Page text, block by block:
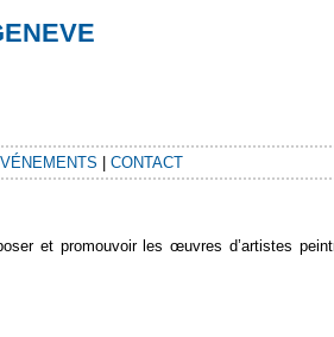
| CONTACT
et promouvoir les œuvres d’artistes